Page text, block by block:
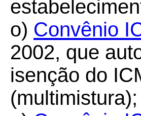
o) Convênio
2002, que
isenção do
(multimistura);